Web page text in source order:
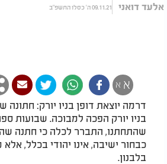
אלעד דואני 09.11.21 ה' כסלו התשפ"ב
א א
דרמה יוצאת דופן בניו יורק: חתונה
בניו יורק הפכה למבוכה. שבועות
שהתחתנו, התברר לכלה כי חתנה
כבחור ישיבה, אינו יהודי בכלל,
בלבנון.